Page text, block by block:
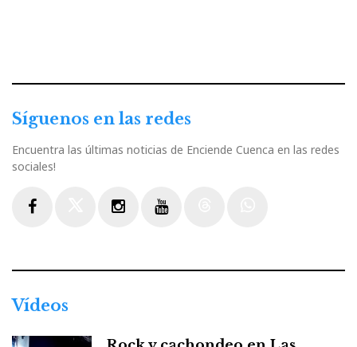
Síguenos en las redes
Encuentra las últimas noticias de Enciende Cuenca en las redes
sociales!
Vídeos